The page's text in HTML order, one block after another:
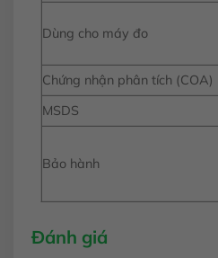
Dùng cho máy đo
Chứng nhận phân tích (COA)
MSDS
Bảo hành
Đánh giá